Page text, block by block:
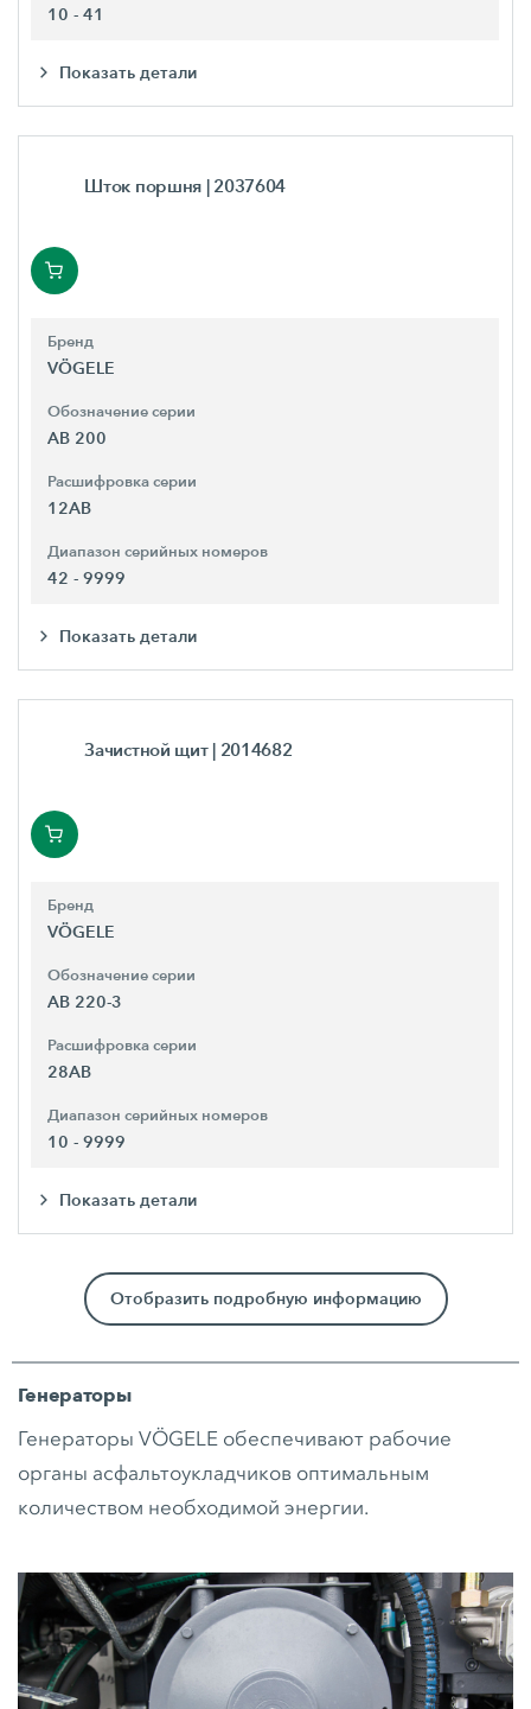
10 - 41
Показать детали
Шток поршня | 2037604
Бренд
VÖGELE
Обозначение серии
AB 200
Расшифровка серии
12AB
Диапазон серийных номеров
42 - 9999
Показать детали
Зачистной щит | 2014682
Бренд
VÖGELE
Обозначение серии
AB 220-3
Расшифровка серии
28AB
Диапазон серийных номеров
10 - 9999
Показать детали
Отобразить подробную информацию
Генераторы
Генераторы VÖGELE обеспечивают рабочие
органы асфальтоукладчиков оптимальным
количеством необходимой энергии.